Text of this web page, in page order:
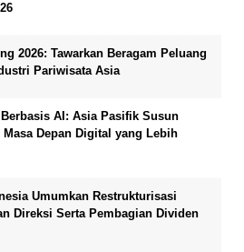
2026: Tawarkan Beragam Peluang
Pariwisata Asia
AI: Asia Pasifik Susun
Depan Digital yang Lebih
Umumkan Restrukturisasi
Direksi Serta Pembagian Dividen